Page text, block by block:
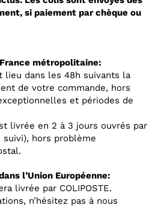
si paiement par chèque ou
métropolitaine:
lieu dans les 48h suivants la
de votre commande, hors
et périodes de
livrée en 2 à 3 jours ouvrés par
suivi), hors problème
l’Union Européenne:
livrée par COLIPOSTE.
n’hésitez pas à nous